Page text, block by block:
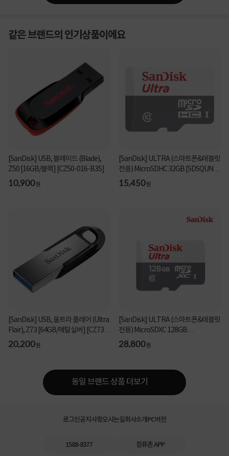
같은 브랜드의 인기상품이에요
[SanDisk] USB, 블레이드 (Blade),
Z50 [16GB/블랙] [CZ50-016-B35]
10,900원
[SanDisk] ULTRA (스마트폰&태블릿
전용) MicroSDHC 32GB [SDSQUNR-
032G-GN3MN]
15,450원
[SanDisk] USB, 울트라 플레어 (Ultra
Flair), Z73 [64GB/메탈실버] [CZ73-
064G-G46...
20,200원
[SanDisk] ULTRA (스마트폰&태블릿
전용) MicroSDXC 128GB
[SDSQUNR-128G-GN3MN]
28,800원
동일 브랜드 상품 더보기
로그인공지사항오시는길회사소개PC버전
1588-8377 컴퓨존 APP